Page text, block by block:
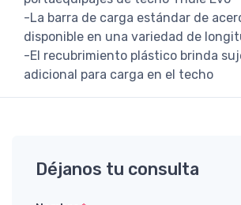
-La barra de carga estándar de
disponible en una variedad de
-El recubrimiento plástico brinda
adicional para carga en el techo
Déjanos tu consulta